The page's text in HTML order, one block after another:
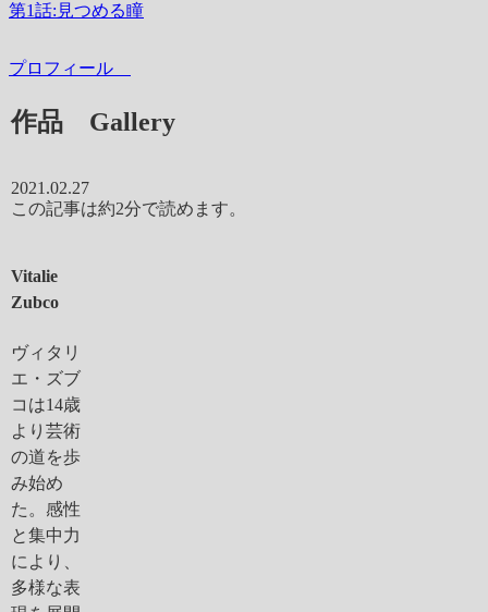
第1話:見つめる瞳
プロフィール
作品 Gallery
2021.02.27
この記事は約2分で読めます。
Vitalie
Zubco
ヴィタリ
エ・ズブ
コは14歳
より芸術
の道を歩
み始め
た。感性
と集中力
により、
多様な表